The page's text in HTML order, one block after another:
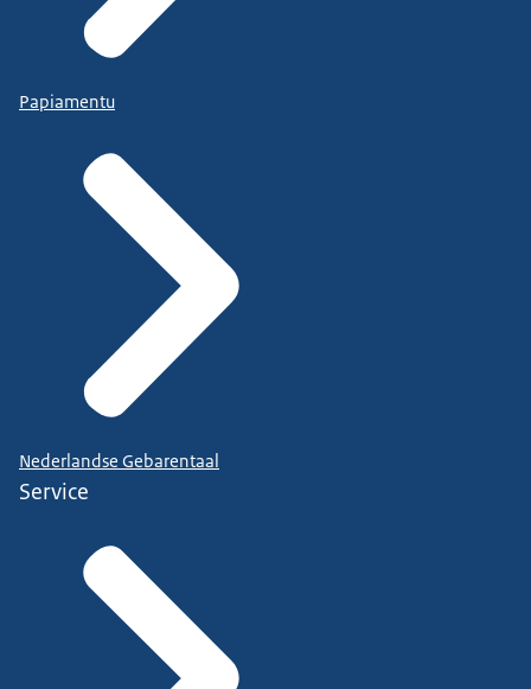
Papiamentu
Nederlandse Gebarentaal
Service